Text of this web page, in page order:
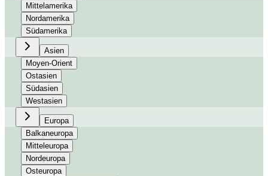
Mittelamerika
Nordamerika
Südamerika
Asien
Moyen-Orient
Ostasien
Südasien
Westasien
Europa
Balkaneuropa
Mitteleuropa
Nordeuropa
Osteuropa